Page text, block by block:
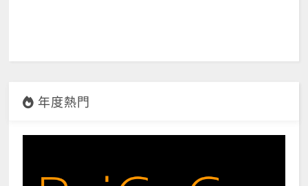
年度熱門